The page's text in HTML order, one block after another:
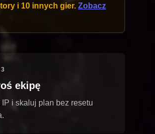
i 10 innych gier. Zobacz
ekipę
IP i skaluj plan bez resetu